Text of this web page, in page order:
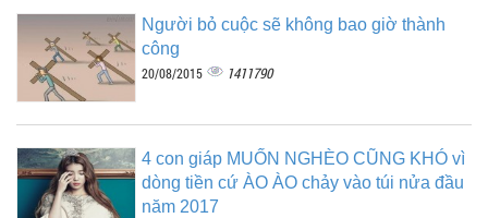
Người bỏ cuộc sẽ không bao giờ thành
công
20/08/2015 1411790
4 con giáp MUỐN NGHÈO CŨNG KHÓ vì
dòng tiền cứ ÀO ÀO chảy vào túi nửa đầu
năm 2017